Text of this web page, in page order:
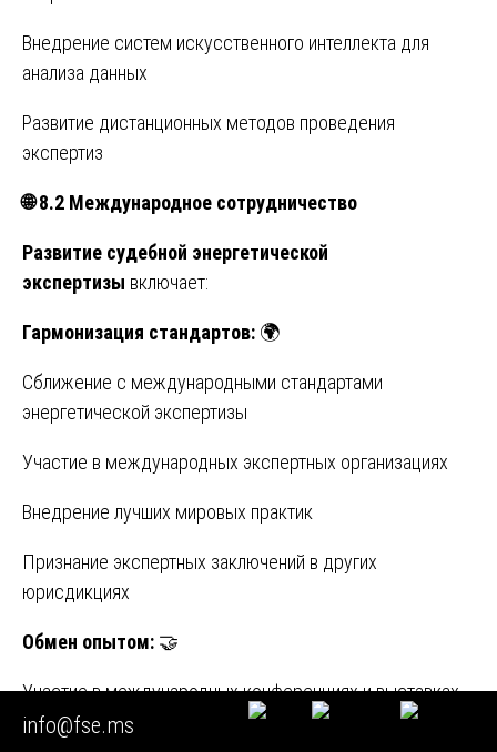
Внедрение систем искусственного интеллекта для
анализа данных
Развитие дистанционных методов проведения
экспертиз
🌐8.2 Международное сотрудничество
Развитие судебной энергетической
экспертизы включает:
Гармонизация стандартов: 🌍
Сближение с международными стандартами
энергетической экспертизы
Участие в международных экспертных организациях
Внедрение лучших мировых практик
Признание экспертных заключений в других
юрисдикциях
Обмен опытом: 🤝
Участие в международных конференциях и выставках
Совместные исследовательские проекты
info@fse.ms